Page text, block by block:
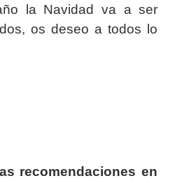
la Navidad va a ser
os deseo a todos lo
recomendaciones en